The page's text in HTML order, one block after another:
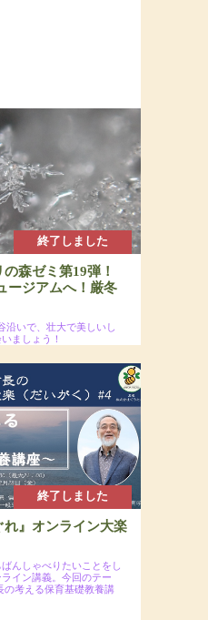
終了しました
の森ゼミ第19弾！
ージアムへ！厳冬
沿いで、壮大で美しいし
ましょう！
8,000円（若者応援プロ
るよ）・一般9,500
終了しました
』オンライン大楽
んしゃべりたいことをし
イン講義。今回のテー
の考える保育基礎教養講